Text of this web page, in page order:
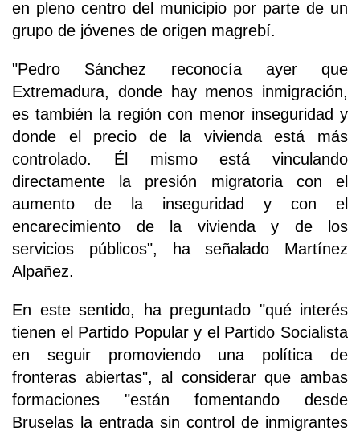
en pleno centro del municipio por parte de un
grupo de jóvenes de origen magrebí.
"Pedro Sánchez reconocía ayer que
Extremadura, donde hay menos inmigración,
es también la región con menor inseguridad y
donde el precio de la vivienda está más
controlado. Él mismo está vinculando
directamente la presión migratoria con el
aumento de la inseguridad y con el
encarecimiento de la vivienda y de los
servicios públicos", ha señalado Martínez
Alpañez.
En este sentido, ha preguntado "qué interés
tienen el Partido Popular y el Partido Socialista
en seguir promoviendo una política de
fronteras abiertas", al considerar que ambas
formaciones "están fomentando desde
Bruselas la entrada sin control de inmigrantes